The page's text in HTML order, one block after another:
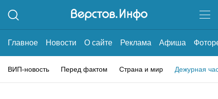
Главное Новости О сайте Реклама Афиша
ВИП-новость Перед фактом Страна и мир Дежурная